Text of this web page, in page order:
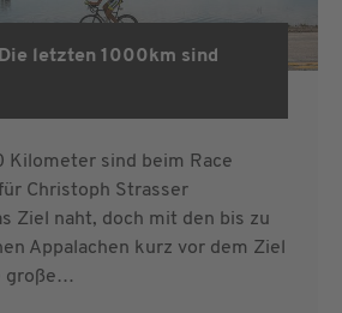
letzten 1000km sind
Kilometer sind beim Race
Christoph Strasser
Ziel naht, doch mit den bis zu
Appalachen kurz vor dem Ziel
große…